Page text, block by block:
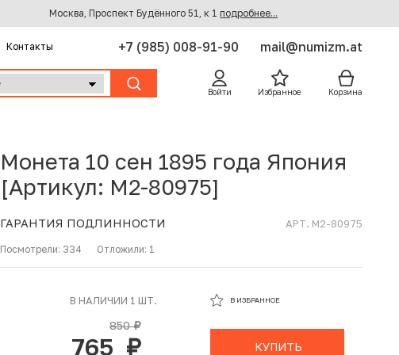
Москва, Проспект Будённого 51, к 1 подробнее...
Контакты +7 (985) 008-91-90 mail@numizm.at
Войти Избранное Корзина
Монета 10 сен 1895 года Япония
[Артикул: M2-80975]
ГАРАНТИЯ ПОДЛИННОСТИ АРТ. M2-80975
Посмотрели: 334 Отложили: 1
В НАЛИЧИИ 1 ШТ.
850руб.
765
В ИЗБРАННОЕ
КУПИТЬ